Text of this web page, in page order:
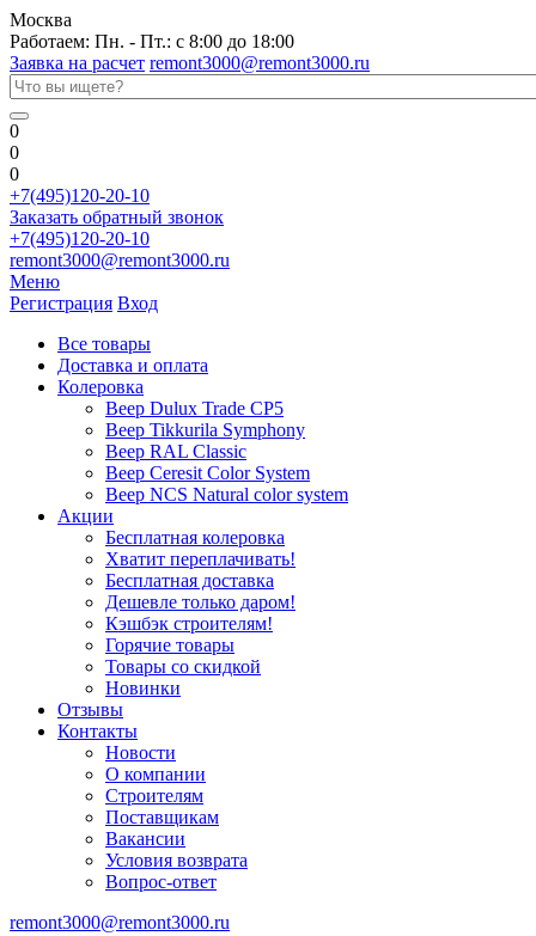
Москва
Работаем: Пн. - Пт.: с 8:00 до 18:00
Заявка на расчет remont3000@remont3000.ru
0
0
0
+7(495)120-20-10
Заказать обратный звонок
+7(495)120-20-10
remont3000@remont3000.ru
Меню
Регистрация Вход
Все товары
Доставка и оплата
Колеровка
Веер Dulux Trade CP5
Веер Tikkurila Symphony
Веер RAL Classic
Веер Ceresit Color System
Веер NCS Natural color system
Акции
Бесплатная колеровка
Хватит переплачивать!
Бесплатная доставка
Дешевле только даром!
Кэшбэк строителям!
Горячие товары
Товары со скидкой
Новинки
Отзывы
Контакты
Новости
О компании
Строителям
Поставщикам
Вакансии
Условия возврата
Вопрос-ответ
remont3000@remont3000.ru